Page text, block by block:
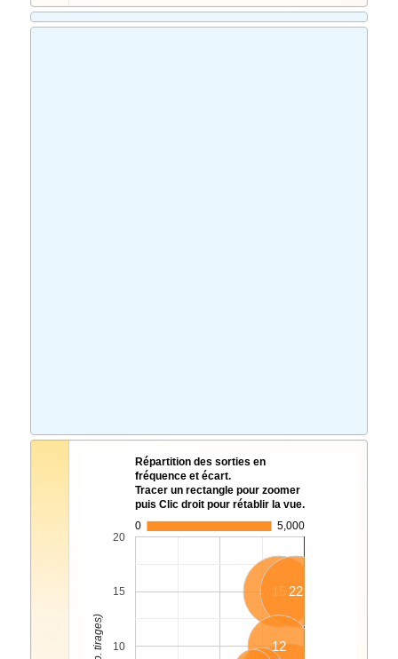
Répartition des sorties en
fréquence et écart.
Tracer un rectangle pour zoomer
puis Clic droit pour rétablir la vue.
0
5,000
15 22
12
10
15
20